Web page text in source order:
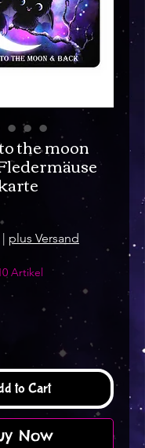
the moon
| plus Versand
Artikel
to Cart
Now